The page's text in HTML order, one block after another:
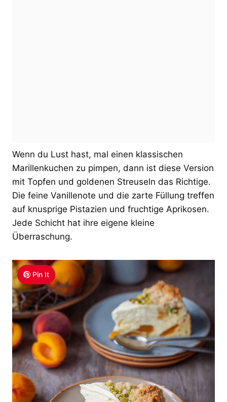
Wenn du Lust hast, mal einen klassischen
Marillenkuchen zu pimpen, dann ist diese Version
mit Topfen und goldenen Streuseln das Richtige.
Die feine Vanillenote und die zarte Füllung treffen
auf knusprige Pistazien und fruchtige Aprikosen.
Jede Schicht hat ihre eigene kleine
Überraschung.
Pin It